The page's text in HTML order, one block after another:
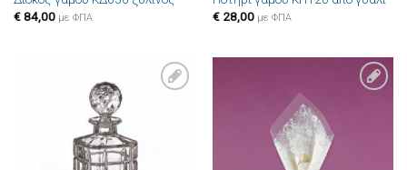
€84,00 με ΦΠΑ
€28,00 με ΦΠΑ